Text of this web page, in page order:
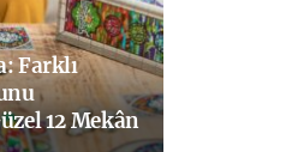
Farklı
12 Mekân